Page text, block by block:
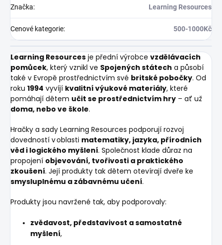
Značka: Learning Resources
Cenové kategorie: 500-1000Kč
Learning Resources je přední výrobce vzdělávacích
pomůcek, který vznikl ve Spojených státech a působí
také v Evropě prostřednictvím své britské pobočky. Od
roku 1994 vyvíjí kvalitní výukové materiály, které
pomáhají dětem učit se prostřednictvím hry – ať už
doma, nebo ve škole.
Hračky a sady Learning Resources podporují rozvoj
dovedností v oblasti matematiky, jazyka, přírodních
věd i logického myšlení. Společnost klade důraz na
propojení objevování, tvořivosti a praktického
zkoušení. Její produkty tak dětem otevírají dveře ke
smysluplnému a zábavnému učení.
Produkty jsou navržené tak, aby podporovaly:
zvědavost, představivost a samostatné
myšlení,